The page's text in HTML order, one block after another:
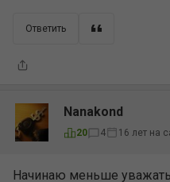
Ответить
Nanakond
20 4 16 лет на
Начинаю меньше